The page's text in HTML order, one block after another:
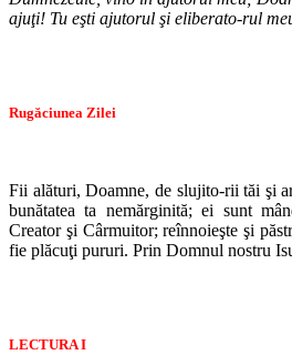
ajuţi! Tu eşti ajutorul şi eliberato-rul
Rugăciunea Zilei
Fii alături, Doamne, de slujito-rii tăi şi
bunătatea ta nemărginită; ei sunt
Creator şi Cârmuitor; reînnoieşte şi
fie plăcuţi pururi. Prin Domnul nostru
LECTURA I